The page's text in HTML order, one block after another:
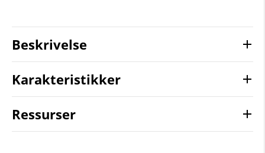
Beskrivelse
Karakteristikker
Ressurser